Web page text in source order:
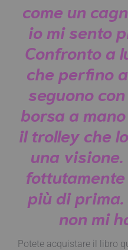
come un
io mi sento
Confronto a
che perfino
seguono
borsa a
il trolley che
una visione.
più di
non mi
Potete acquistare il libro